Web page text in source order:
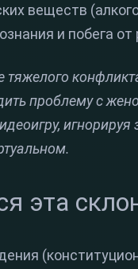
веществ
и побега от
тяжелого
проблему с
эта